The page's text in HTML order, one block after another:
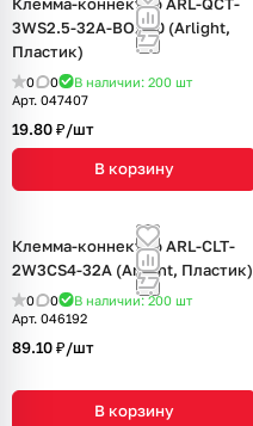
3WS2.5-32A-BOX20 (Arlight,
Пластик)
0 0 В наличии: 200 шт
Арт. 047407
19.80 ₽/шт
В корзину
Клемма-коннектор ARL-CLT-
2W3CS4-32A (Arlight, Пластик)
0 0 В наличии: 200 шт
Арт. 046192
89.10 ₽/шт
В корзину